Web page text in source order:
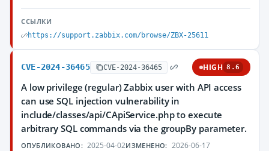
ССЫЛКИ
https://support.zabbix.com/browse/ZBX-25611
CVE-2024-36465 CVE-2024-36465 HIGH 8.6
A low privilege (regular) Zabbix user with API access
can use SQL injection vulnerability in
include/classes/api/CApiService.php to execute
arbitrary SQL commands via the groupBy parameter.
ОПУБЛИКОВАНО: 2025-04-02ИЗМЕНЕНО: 2026-06-17